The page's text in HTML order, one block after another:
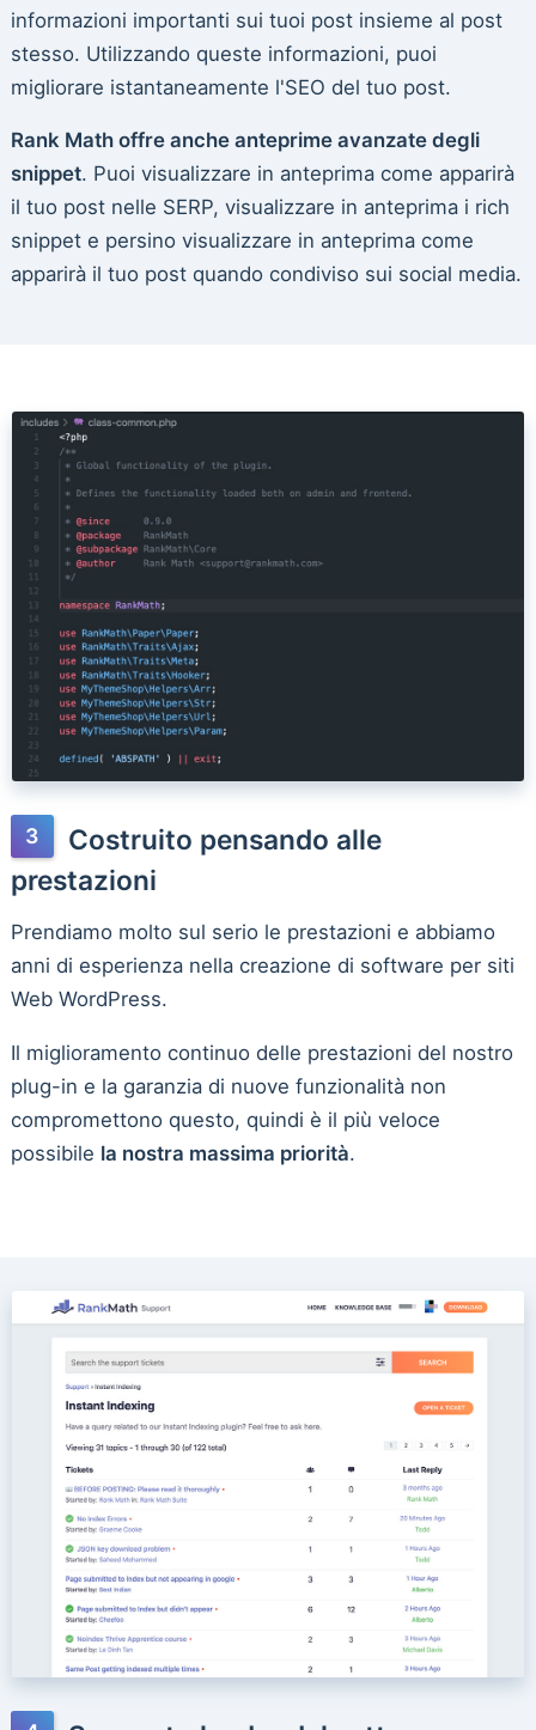
informazioni importanti sui tuoi post insieme al post
stesso. Utilizzando queste informazioni, puoi
migliorare istantaneamente l'SEO del tuo post.
Rank Math offre anche anteprime avanzate degli
snippet. Puoi visualizzare in anteprima come apparirà
il tuo post nelle SERP, visualizzare in anteprima i rich
snippet e persino visualizzare in anteprima come
apparirà il tuo post quando condiviso sui social media.
Costruito pensando alle
prestazioni
Prendiamo molto sul serio le prestazioni e abbiamo
anni di esperienza nella creazione di software per siti
Web WordPress.
Il miglioramento continuo delle prestazioni del nostro
plug-in e la garanzia di nuove funzionalità non
compromettono questo, quindi è il più veloce
possibile la nostra massima priorità.